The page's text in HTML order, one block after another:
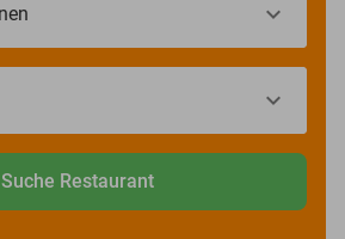
Suche Restaurant